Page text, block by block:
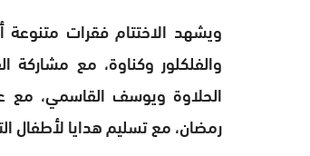
ويشهد الاختتام فقرات متنوعة
والفلكلور وكناوة، مع مشاركة
الحلاوة ويوسف القاسمي، مع
رمضان، مع تسليم هدايا لأطفال